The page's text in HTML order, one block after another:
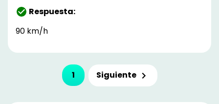
Respuesta:
90 km/h
1 Siguiente